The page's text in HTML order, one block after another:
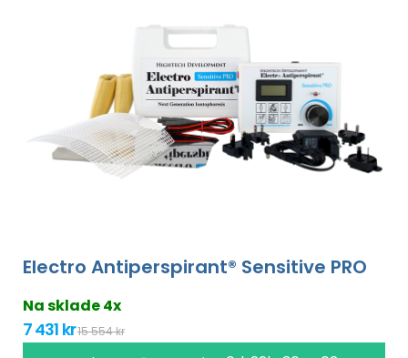
Electro Antiperspirant® Sensitive PRO
Na sklade 4x
7 431 kr15 554 kr